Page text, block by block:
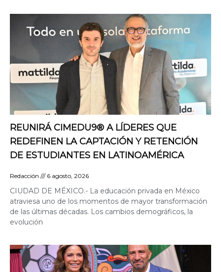
REUNIRÁ CIMEDU9®️ A LÍDERES QUE
REDEFINEN LA CAPTACIÓN Y RETENCIÓN
DE ESTUDIANTES EN LATINOAMÉRICA
Redacción 6 agosto, 2026
CIUDAD DE MÉXICO.- La educación privada en México
atraviesa uno de los momentos de mayor transformación
de las últimas décadas. Los cambios demográficos, la
evolución